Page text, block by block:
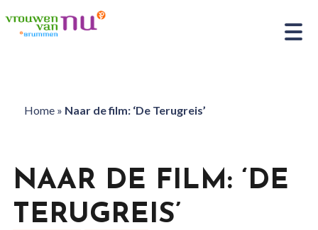
Home» Naar de film: ‘De Terugreis’
NAAR DE FILM: ‘DE
TERUGREIS’